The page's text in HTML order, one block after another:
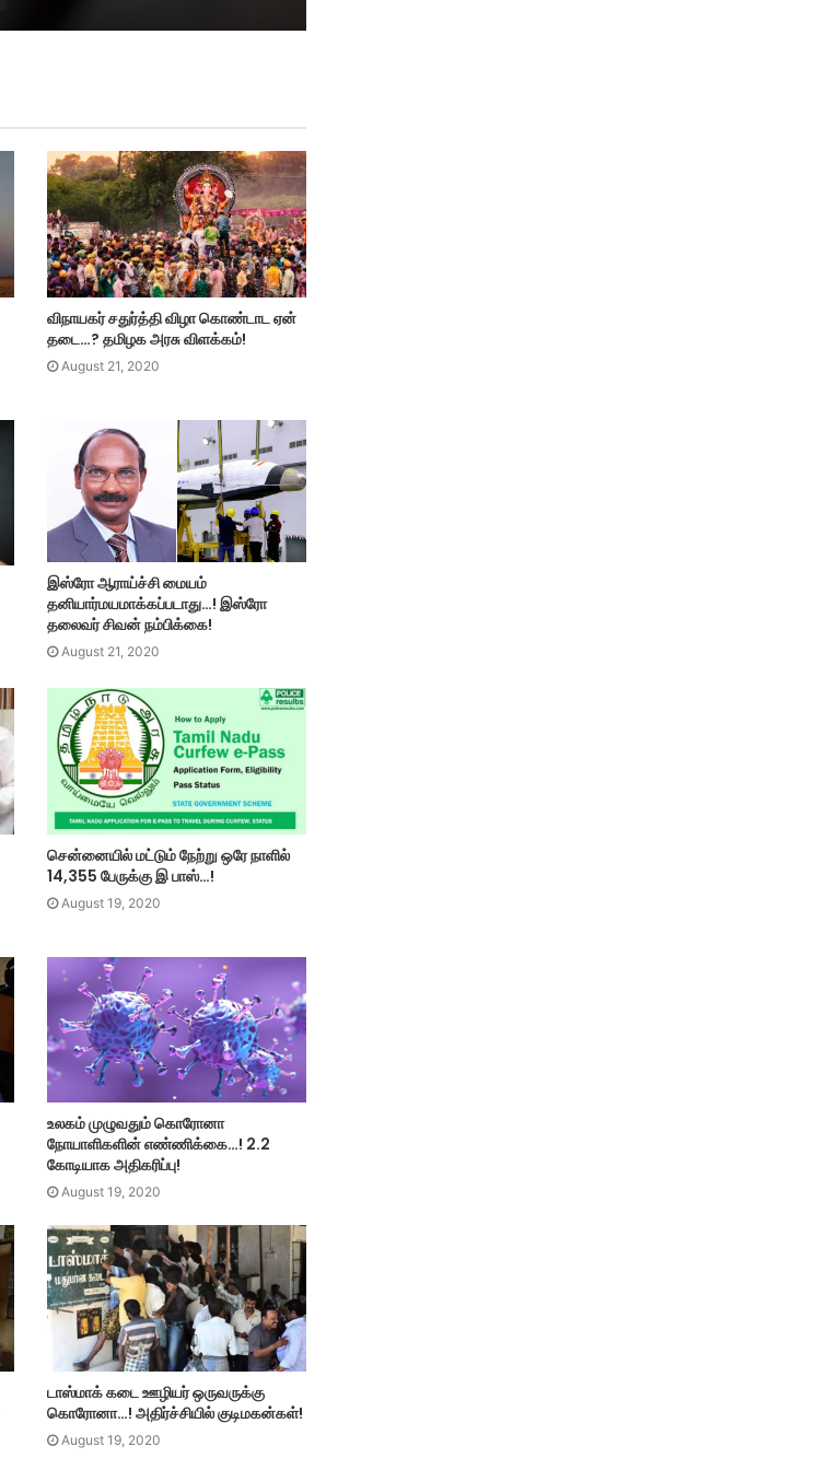
விநாயகர் சதுர்த்தி விழா கொண்டாட ஏன்
தடை…? தமிழக அரசு விளக்கம்!
August 21, 2020
இஸ்ரோ ஆராய்ச்சி மையம்
தனியார்மயமாக்கப்படாது…! இஸ்ரோ
தலைவர் சிவன் நம்பிக்கை!
August 21, 2020
சென்னையில் மட்டும் நேற்று ஒரே நாளில்
14,355 பேருக்கு இ பாஸ்…!
August 19, 2020
உலகம் முழுவதும் கொரோனா
நோயாளிகளின் எண்ணிக்கை…! 2.2
கோடியாக அதிகரிப்பு!
August 19, 2020
டாஸ்மாக் கடை ஊழியர் ஒருவருக்கு
கொரோனா…! அதிர்ச்சியில் குடிமகன்கள்!
August 19, 2020